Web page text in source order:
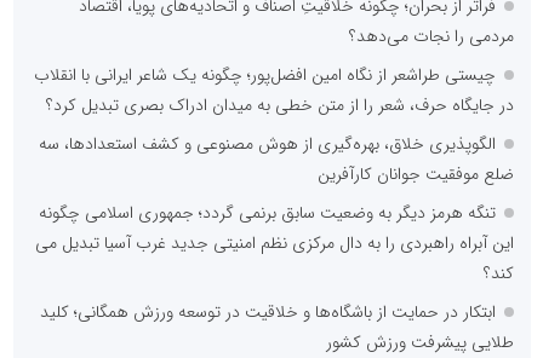
فراتر از بحران؛ چگونه خلاقیتِ اصناف و اتحادیه‌های پویا، اقتصاد
مردمی را نجات می‌دهد؟
چیستی طراشعر از نگاه امین افضل‌پور؛ چگونه یک شاعر ایرانی با انقلاب
در جایگاه حرف، شعر را از متن خطی به میدان ادراک بصری تبدیل کرد؟
الگوپذیری خلاق، بهره‌گیری از هوش مصنوعی و کشف استعدادها، سه
ضلع موفقیت جوانان کارآفرین
تنگه هرمز دیگر به وضعیت سابق برنمی گردد؛ جمهوری اسلامی چگونه
این آبراه راهبردی را به دال مرکزی نظم امنیتی جدید غرب آسیا تبدیل می
کند؟
ابتکار در حمایت از باشگاه‌ها و خلاقیت در توسعه ورزش همگانی؛ کلید
طلایی پیشرفت ورزش کشور